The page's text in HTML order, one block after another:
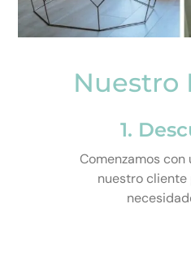
Nuestro
1.
Comenzamos
nuestro